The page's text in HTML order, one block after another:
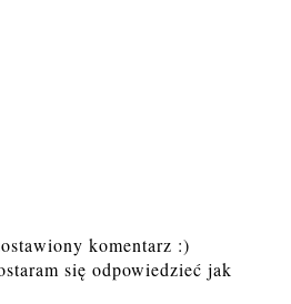
komentarz :)
się odpowiedzieć jak